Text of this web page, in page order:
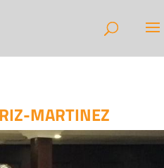
MARTINEZ